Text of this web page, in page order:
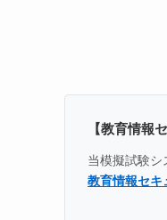
【教育情報
当模擬試験
教育情報セキ